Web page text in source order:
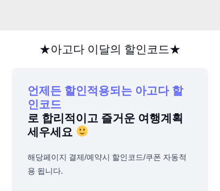
★아고다 이달의 할인코드★
언제든 할인적용되는 아고다 할
인코드
로 합리적이고 즐거운 여행계획
세우세요
해당페이지 결제/예약시 할인코드/쿠폰 자동적
용 됩니다.